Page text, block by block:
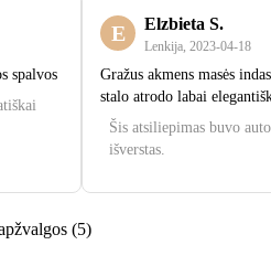
spalvos
E Elzbieta S.
Lenkija 2023‑04‑18
Gražus akmens masės
stalo atrodo labai
Šis atsiliepimas buvo
išverstas.
(5)